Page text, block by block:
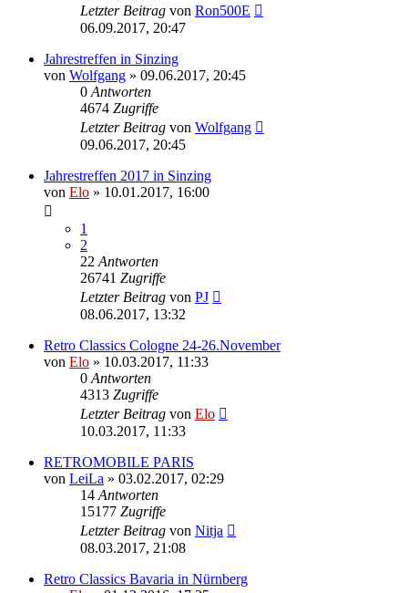
Letzter Beitrag von Ron500E
06.09.2017, 20:47
Jahrestreffen in Sinzing
von Wolfgang » 09.06.2017, 20:45
0 Antworten
4674 Zugriffe
Letzter Beitrag von Wolfgang
09.06.2017, 20:45
Jahrestreffen 2017 in Sinzing
von Elo » 10.01.2017, 16:00
1
2
22 Antworten
26741 Zugriffe
Letzter Beitrag von PJ
08.06.2017, 13:32
Retro Classics Cologne 24-26.November
von Elo » 10.03.2017, 11:33
0 Antworten
4313 Zugriffe
Letzter Beitrag von Elo
10.03.2017, 11:33
RETROMOBILE PARIS
von LeiLa » 03.02.2017, 02:29
14 Antworten
15177 Zugriffe
Letzter Beitrag von Nitja
08.03.2017, 21:08
Retro Classics Bavaria in Nürnberg